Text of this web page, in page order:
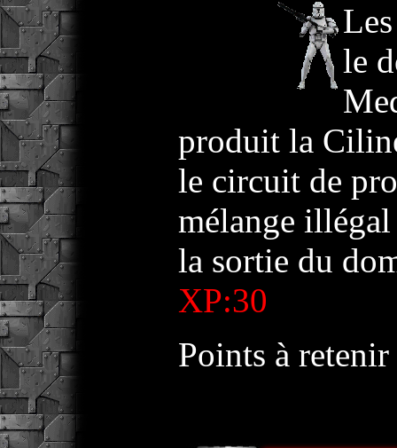
le
produit la
le circuit de
mélange
la sortie du
XP:30
Points à